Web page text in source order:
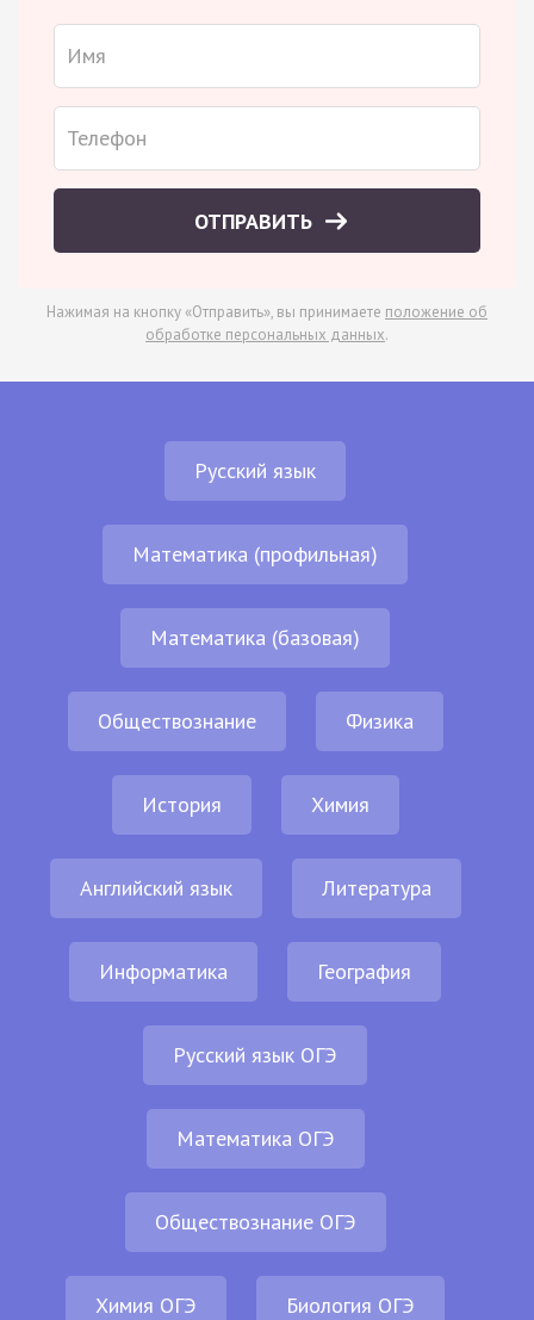
ОТПРАВИТЬ
Нажимая на кнопку «Отправить», вы принимаете положение об
обработке персональных данных.
Русский язык
Математика (профильная)
Математика (базовая)
Обществознание Физика
История Химия
Английский язык Литература
Информатика География
Русский язык ОГЭ
Математика ОГЭ
Обществознание ОГЭ
Химия ОГЭ Биология ОГЭ